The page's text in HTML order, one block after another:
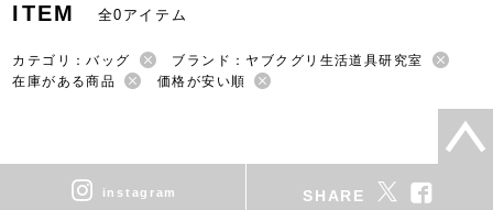
ITEM 全0アイテム
カテゴリ：バッグ
ブランド：ヤブクグリ生活道具研究室
在庫がある商品
価格が安い順
instagram SHARE